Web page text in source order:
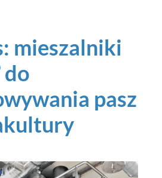
mieszalniki
do
pasz